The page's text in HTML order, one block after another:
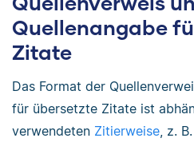
Quellenangabe
Zitate
Das Format der
für übersetzte Zitate ist
verwendeten Zitierweise, z. B.